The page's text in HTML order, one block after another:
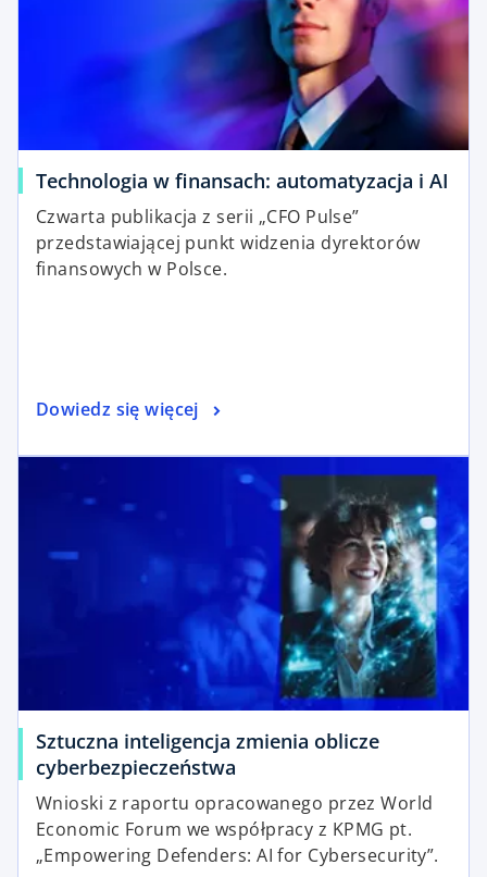
Technologia w finansach: automatyzacja i AI
Czwarta publikacja z serii „CFO Pulse”
przedstawiającej punkt widzenia dyrektorów
finansowych w Polsce.
Dowiedz się więcej
Sztuczna inteligencja zmienia oblicze
cyberbezpieczeństwa
Wnioski z raportu opracowanego przez World
Economic Forum we współpracy z KPMG pt.
„Empowering Defenders: AI for Cybersecurity”.